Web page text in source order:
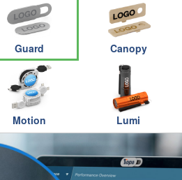
Guard Canopy
Motion Lumi